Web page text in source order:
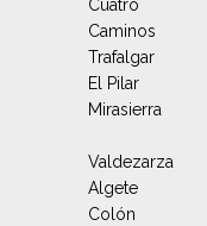
Cuatro
Caminos
Trafalgar
El Pilar
Mirasierra
Valdezarza
Algete
Colón